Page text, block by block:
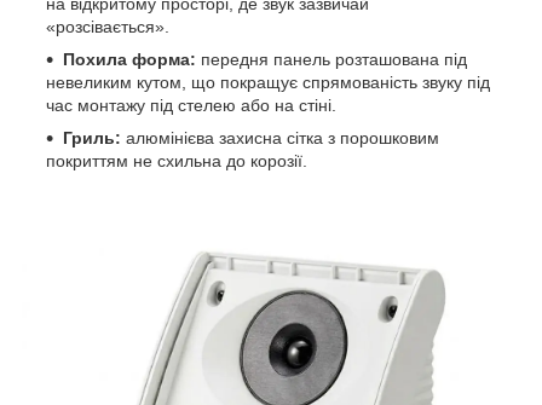
«розсівається».
Похила форма: передня панель розташована під
невеликим кутом, що покращує спрямованість звуку під
час монтажу під стелею або на стіні.
Гриль: алюмінієва захисна сітка з порошковим
покриттям не схильна до корозії.